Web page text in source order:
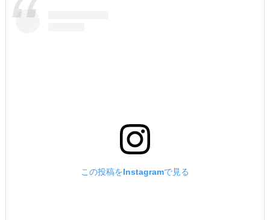
この投稿をInstagramで見る